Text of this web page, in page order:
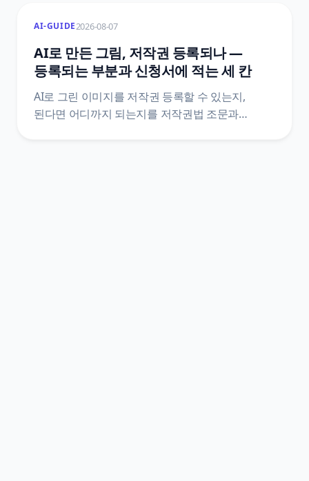
자리를 정리했어요.
AI-GUIDE2026-08-07
AI로 만든 그림, 저작권 등록되나 —
등록되는 부분과 신청서에 적는 세 칸
AI로 그린 이미지를 저작권 등록할 수 있는지,
된다면 어디까지 되는지를 저작권법 조문과